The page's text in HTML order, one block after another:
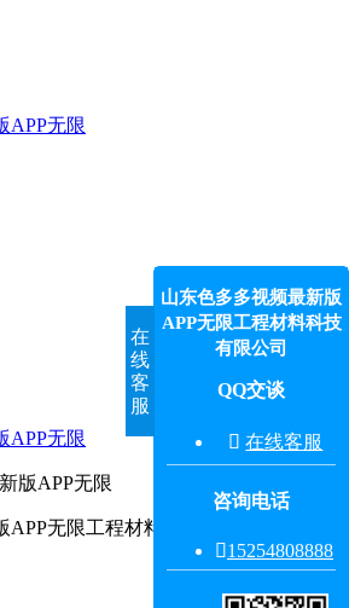
APP无限
APP无限
版APP无限
无限工程材料科技有限公司
在
线
客
服
山东色多多视频最新版
APP无限工程材料科技
有限公司
QQ交谈
 在线客服
咨询电话
15254808888‬